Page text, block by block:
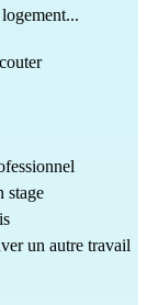
stage
un autre travail